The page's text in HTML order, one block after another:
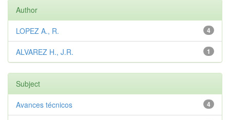
Author
4
LOPEZ A., R.
1
ALVAREZ H., J.R.
Subject
4
Avances técnicos